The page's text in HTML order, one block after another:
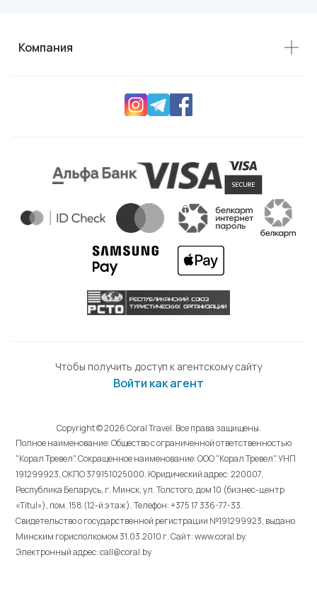
Компания
Чтобы получить доступ к агентскому сайту
Войти как агент
Copyright © 2026 Coral Travel. Все права защищены.
Полное наименование: Общество с ограниченной ответственностью
"Корал Тревел". Сокращенное наименование: ООО "Корал Тревел". УНП
191299923, ОКПО 379151025000. Юридический адрес: 220007,
Республика Беларусь, г. Минск, ул. Толстого, дом 10 (бизнес-центр
«Titul»), пом. 158 (12-й этаж). Телефон: +375 17 336-77-33.
Свидетельство о государственной регистрации №191299923, выдано
Минским горисполкомом 31.03.2010 г. Cайт: www.coral.by.
Электронный адрес: call@coral.by